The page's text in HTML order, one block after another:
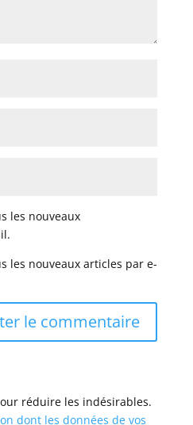
les nouveaux
les nouveaux articles par e-
réduire les indésirables.
dont les données de vos